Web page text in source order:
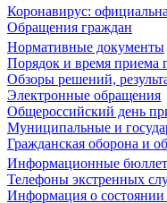
Коронавирус:
Обращения граждан
Нормативные документы
Порядок и время приема
Обзоры решений,
Электронные обращения
Общероссийский день
Муниципальные и
Гражданская оборона и
Информационные
Телефоны экстренных
Информация о состоянии